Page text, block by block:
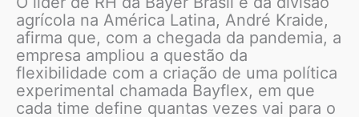
agrícola na América Latina, André Kraide,
afirma que, com a chegada da pandemia, a
empresa ampliou a questão da
flexibilidade com a criação de uma política
experimental chamada Bayflex, em que
cada time define quantas vezes vai para o